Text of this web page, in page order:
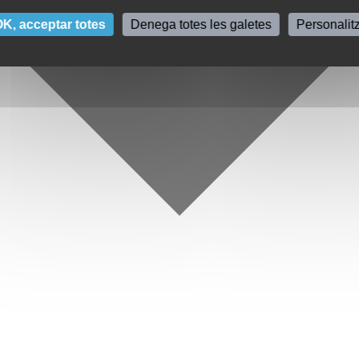
acceptar totes Denega totes les galetes